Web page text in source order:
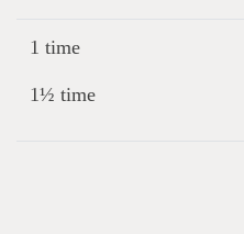
1 time
1½ time